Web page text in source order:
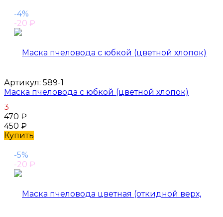
-4%
-20 ₽
Артикул: 589-1
Маска пчеловода с юбкой (цветной хлопок)
3
470 ₽
450 ₽
Купить
-5%
-20 ₽